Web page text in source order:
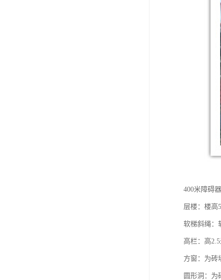
400米障碍
层楼：楼高
软梯斜绳：
高栏：高
方窗：为砖
圆形洞：为